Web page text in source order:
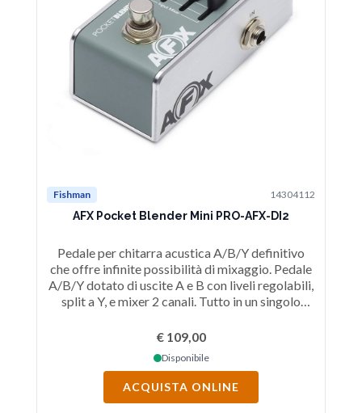
Fishman 14304112
AFX Pocket Blender Mini PRO-AFX-DI2
Pedale per chitarra acustica A/B/Y definitivo
che offre infinite possibilità di mixaggio. Pedale
A/B/Y dotato di uscite A e B con liveli regolabili,
split a Y, e mixer 2 canali. Tutto in un singolo
€ 109,00
Disponibile
ACQUISTA ONLINE